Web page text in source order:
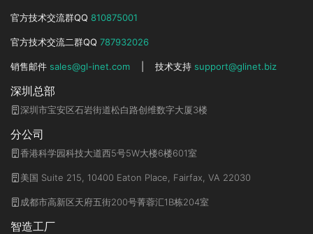
官方技术交流群QQ 810875001
官方技术交流二群QQ 787932026
销售邮件 sales@gl-inet.com 技术支持 support@glinet.biz
深圳总部
深圳市宝安区石岩街道松白路创维数字大厦3楼
分公司
香港科学园科技大道西5号5W大楼6楼601室
美国 Suite 215, 10400 Eaton Place, Fairfax, VA 22030
成都市高新区天府五街200号菁蓉汇1B栋204室
智造工厂